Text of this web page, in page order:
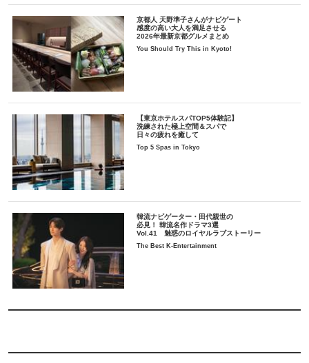
京都人 天野準子さんがナビゲート
感度の高い大人を満足させる
2026年最新京都グルメまとめ
You Should Try This in Kyoto!
【東京ホテルスパTOP5体験記】
洗練された極上空間＆スパで
日々の疲れを癒して
Top 5 Spas in Tokyo
韓流ナビゲーター・田代親世の
必見！ 韓流名作ドラマ3選
Vol.41 魅惑のロイヤルラブストーリー
The Best K-Entertainment